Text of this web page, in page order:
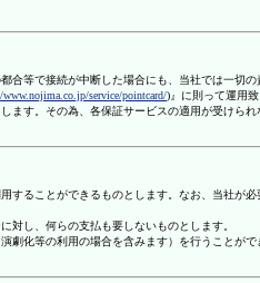
等で接続が中断した場合にも、当社では一切の
www.nojima.co.jp/service/pointcard/)』に則って運用致
す。その為、各保証サービスの適用が受けら
ることができるものとします。なお、当社が
対し、何らの支払も要しないものとします。
化等の利用の場合を含みます）を行うことが